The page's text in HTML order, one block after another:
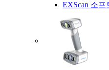
EXScan 소프